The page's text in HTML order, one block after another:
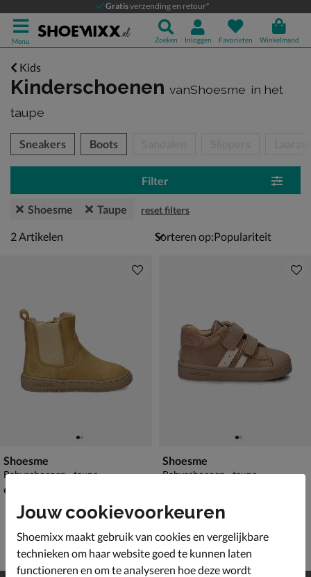
Gratisverzending en retour*
Menu Zoeken Inloggen Favorieten Winkelmand
Kids
Kinderschoenen vanShoesme in het
taupe
over
Sneakers Boots
Filter
Shoesme Taupe reset filters
2 artikelen
2Artikelen Sorteren op:
Shoesme
Babyschoenen - taupe
€ 64,99
64
Shoesme
Babyschoenen - taupe
Jouw cookievoorkeuren
Shoemixx maakt gebruik van cookies en vergelijkbare
technieken om haar website goed te kunnen laten
functioneren en om te analyseren hoe deze wordt